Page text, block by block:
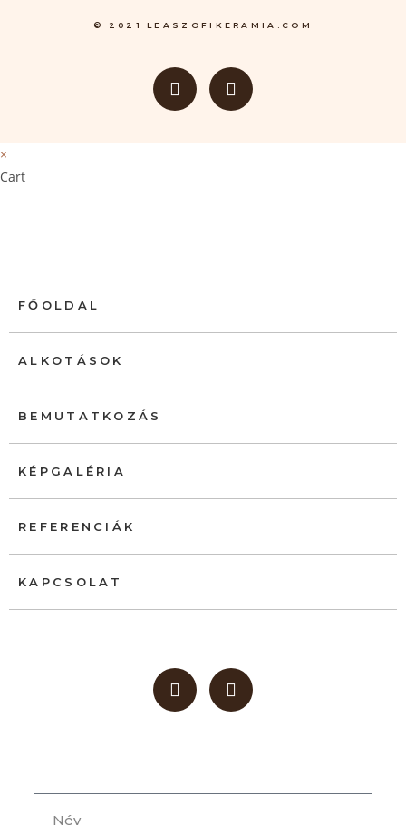
© 2021 LEASZOFIKERAMIA.COM
×
Cart
FŐOLDAL
ALKOTÁSOK
BEMUTATKOZÁS
KÉPGALÉRIA
REFERENCIÁK
KAPCSOLAT